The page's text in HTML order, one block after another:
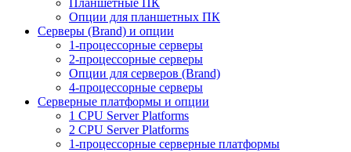
Планшетные ПК
Опции для планшетных ПК
Серверы (Brand) и опции
1-процессорные серверы
2-процессорные серверы
Опции для серверов (Brand)
4-процессорные серверы
Серверные платформы и опции
1 CPU Server Platforms
2 CPU Server Platforms
1-процессорные серверные платформы